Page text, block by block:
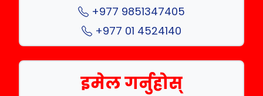
+977 9851347405
+977 01 4524140
इमेल गर्नुहोस्